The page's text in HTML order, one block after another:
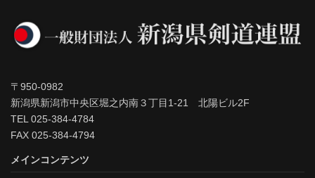
〒950-0982
新潟県新潟市中央区堀之内南３丁目1-21 北陽ビル2F
TEL 025-384-4784
FAX 025-384-4794
メインコンテンツ